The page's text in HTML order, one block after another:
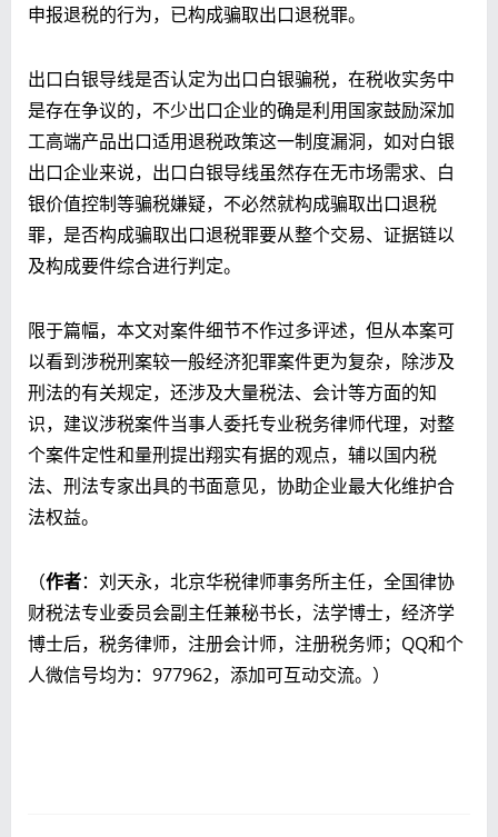
申报退税的行为，已构成骗取出口退税罪。
出口白银导线是否认定为出口白银骗税，在税收实务中
是存在争议的，不少出口企业的确是利用国家鼓励深加
工高端产品出口适用退税政策这一制度漏洞，如对白银
出口企业来说，出口白银导线虽然存在无市场需求、白
银价值控制等骗税嫌疑，不必然就构成骗取出口退税
罪，是否构成骗取出口退税罪要从整个交易、证据链以
及构成要件综合进行判定。
限于篇幅，本文对案件细节不作过多评述，但从本案可
以看到涉税刑案较一般经济犯罪案件更为复杂，除涉及
刑法的有关规定，还涉及大量税法、会计等方面的知
识，建议涉税案件当事人委托专业税务律师代理，对整
个案件定性和量刑提出翔实有据的观点，辅以国内税
法、刑法专家出具的书面意见，协助企业最大化维护合
法权益。
（作者：刘天永，北京华税律师事务所主任，全国律协
财税法专业委员会副主任兼秘书长，法学博士，经济学
博士后，税务律师，注册会计师，注册税务师；QQ和个
人微信号均为：977962，添加可互动交流。）